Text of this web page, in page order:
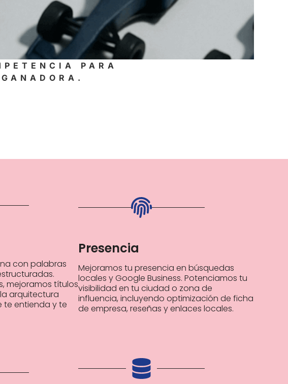
PARA
con palabras
mejoramos títulos
arquitectura
te entienda y te
Presencia
Mejoramos tu presencia en búsquedas
locales y Google Business. Potenciamos tu
visibilidad en tu ciudad o zona de
influencia, incluyendo optimización de ficha
de empresa, reseñas y enlaces locales.